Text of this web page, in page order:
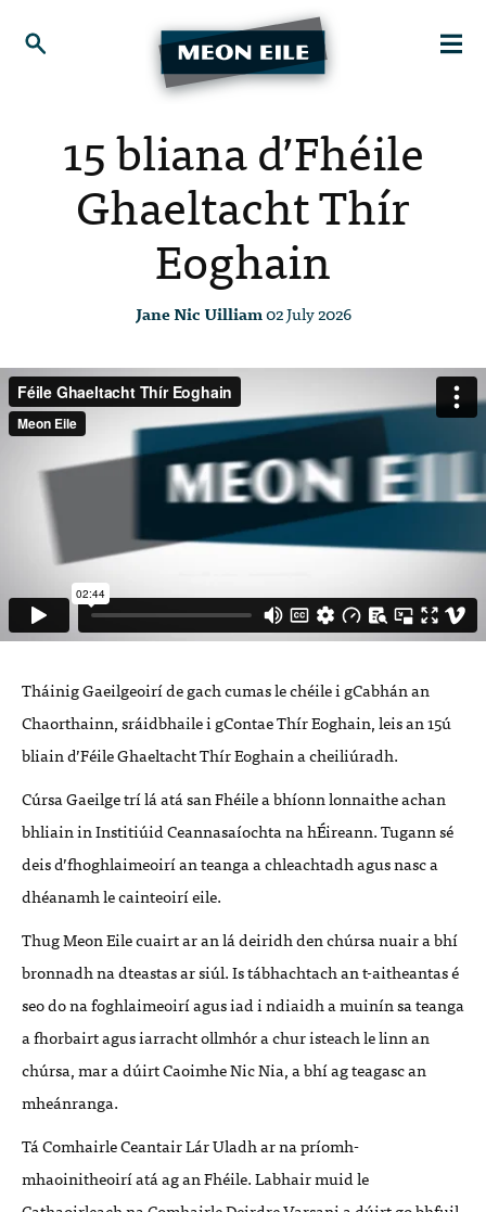
15 bliana d’Fhéile
Ghaeltacht Thír
Eoghain
Jane Nic Uilliam02 July 2026
Tháinig Gaeilgeoirí de gachcumas le chéile i gCabhán an
Chaorthainn, sráidbhaile i gContae Thír Eoghain, leis an 15ú
bliain d’Féile Ghaeltacht Thír Eoghain a cheiliúradh.
Cúrsa Gaeilge trí lá atá san Fhéile a bhíonn lonnaithe achan
bhliain in Institiúid Ceannasaíochta na hÉireann. Tugann sé
deis d’fhoghlaimeoirí an teanga a chleachtadh agus nasc a
dhéanamh le cainteoirí eile.
Thug Meon Eile cuairt ar an lá deiridh den chúrsa nuair a bhí
bronnadh na dteastas ar siúl. Is tábhachtach an t-aitheantas é
seo do na foghlaimeoirí agus iad i ndiaidh a muinín sa teanga
a fhorbairt agus iarracht ollmhór a chur isteach le linn an
chúrsa, mar a dúirt Caoimhe Nic Nia, a bhí ag teagasc an
mheánranga.
Tá Comhairle Ceantair Lár Uladh ar na príomh-
mhaoinitheoirí atá ag an Fhéile. Labhair muid le